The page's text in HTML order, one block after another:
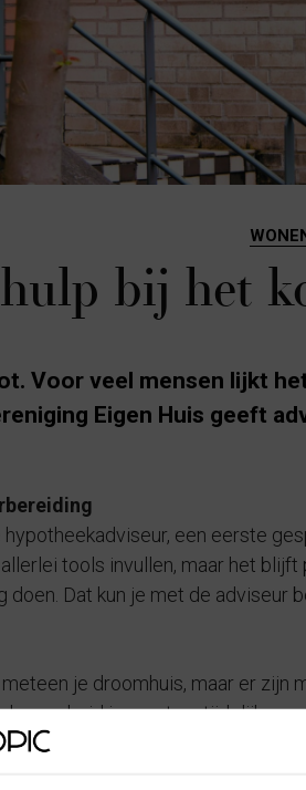
bij het
Voor veel mensen lijkt
Eigen Huis geeft
hypotheekadviseur, een eerste
tools invullen, maar het
Dat kun je met de adviseur
je droomhuis, maar er zijn
overheid ingezet op tijdelijke
zelf een huis te bouwen, dan ben